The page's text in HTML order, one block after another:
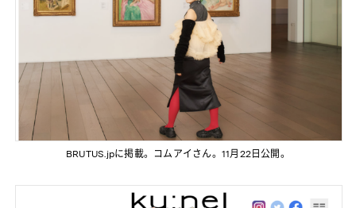
BRUTUS.jpに掲載。コムアイさん。11月22日公開。